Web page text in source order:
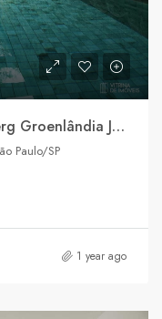
Cobertura à venda no Lindenberg Groenlândia Jardim América
Paulo/SP
1 year ago